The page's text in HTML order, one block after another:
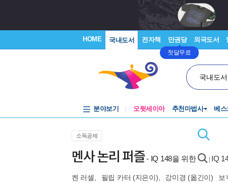
HOME 국내도서 전자책 만권당
첫달무료
외국도서
국내도서
분야보기 오뒷세이아 추천마법사 베스
소득공제
멘사 논리 퍼즐- IQ 148을 위한 IQ
켄 러셀 필립 카터 (지은이), 강미경 (옮긴이) 보